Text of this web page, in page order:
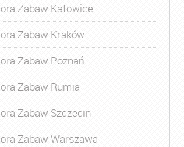
Zabaw Katowice
Zabaw Kraków
Zabaw Poznań
Zabaw Rumia
Zabaw Szczecin
Zabaw Warszawa